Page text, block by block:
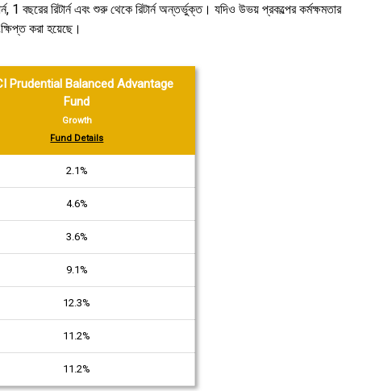
1 বছরের রিটার্ন এবং শুরু থেকে রিটার্ন অন্তর্ভুক্ত। যদিও উভয় প্রকল্পের কর্মক্ষমতার
করা হয়েছে।
Prudential Balanced Advantage
Fund
Growth
Fund Details
2.1%
4.6%
3.6%
9.1%
12.3%
11.2%
11.2%